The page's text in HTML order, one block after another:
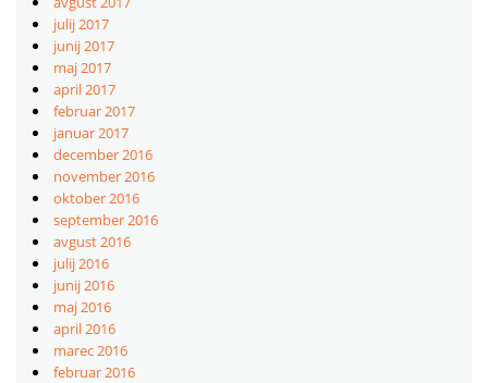
julij 2017
junij 2017
maj 2017
april 2017
februar 2017
januar 2017
december 2016
november 2016
oktober 2016
september 2016
avgust 2016
julij 2016
junij 2016
maj 2016
april 2016
marec 2016
februar 2016